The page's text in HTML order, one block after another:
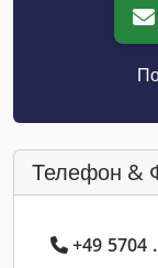
Телефон &
+49 5704